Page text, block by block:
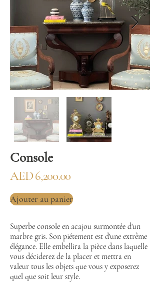
Console
AED 6,200.00
Ajouter au panier
Superbe console en acajou surmontée d'un
marbre gris. Son piétement est d'une extrême
élégance. Elle embellira la pièce dans laquelle
vous déciderez de la placer et mettra en
valeur tous les objets que vous y exposerez
quel que soit leur style.